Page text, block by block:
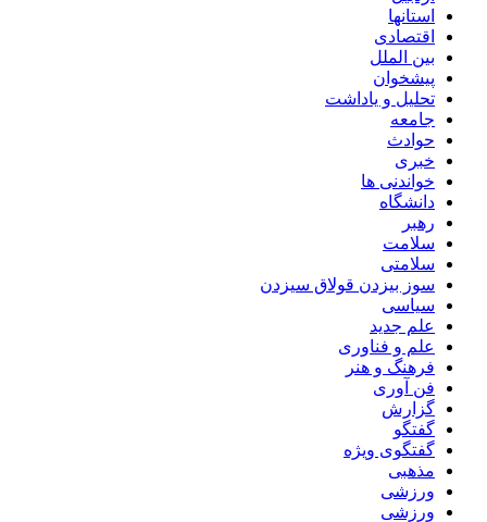
استانها
اقتصادی
بین الملل
پیشخوان
تحلیل و یاداشت
جامعه
حوادث
خبری
خواندنی ها
دانشگاه
رهبر
سلامت
سلامتی
سوز بیزدن قولاق سیزدن
سیاسی
علم جدید
علم و فناوری
فرهنگ و هنر
فن آوری
گزارش
گفتگو
گفتگوی ویژه
مذهبی
ورزشی
ورزشی